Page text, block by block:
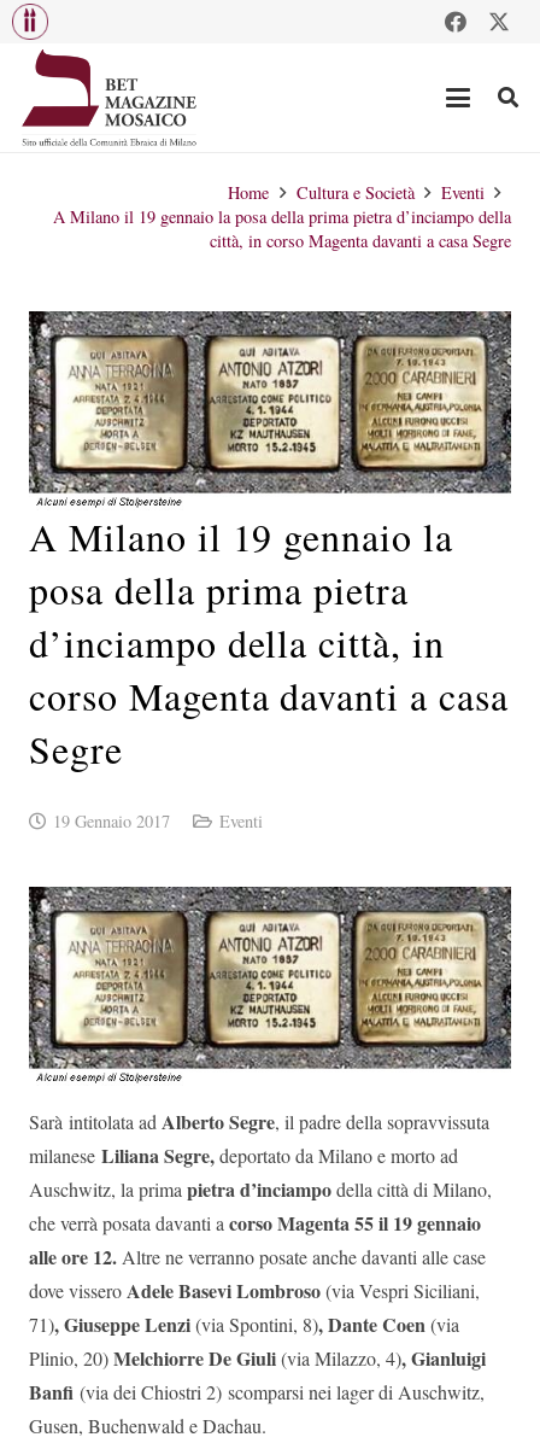
Home Cultura e Società
Eventi
A Milano il 19 gennaio la posa della prima pietra d’inciampo della
città, in corso Magenta davanti a casa Segre
A Milano il 19 gennaio la
posa della prima pietra
d’inciampo della città, in
corso Magenta davanti a casa
Segre
19 Gennaio 2017 Eventi
Sarà intitolata ad Alberto Segre, il padre della sopravvissuta
milanese Liliana Segre,deportato da Milano e morto ad
Auschwitz, la prima pietra d’inciampodella città di Milano,
che verrà posata davanti a corso Magenta 55 il 19 gennaio
alle ore 12. Altre ne verranno posate anche davanti alle case
dove vissero Adele Basevi Lombroso(via Vespri Siciliani,
71), Giuseppe Lenzi(via Spontini, 8), Dante Coen (via
Plinio, 20)Melchiorre De Giuli(via Milazzo, 4), Gianluigi
Banfi (via dei Chiostri 2) scomparsi nei lager di Auschwitz,
Gusen, Buchenwald e Dachau.